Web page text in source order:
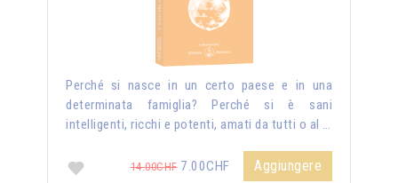
Perché si nasce in un certo paese e in una
determinata famiglia? Perché si è sani
intelligenti, ricchi e potenti, amati da tutti o al …
14.00CHF7.00CHF Aggiungere